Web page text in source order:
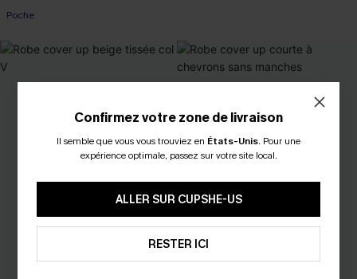
Poche
Confirmez votre zone de livraison
Il semble que vous vous trouviez en États-Unis. Pour une
expérience optimale, passez sur votre site local.
ALLER SUR CUPSHE-US
RESTER ICI